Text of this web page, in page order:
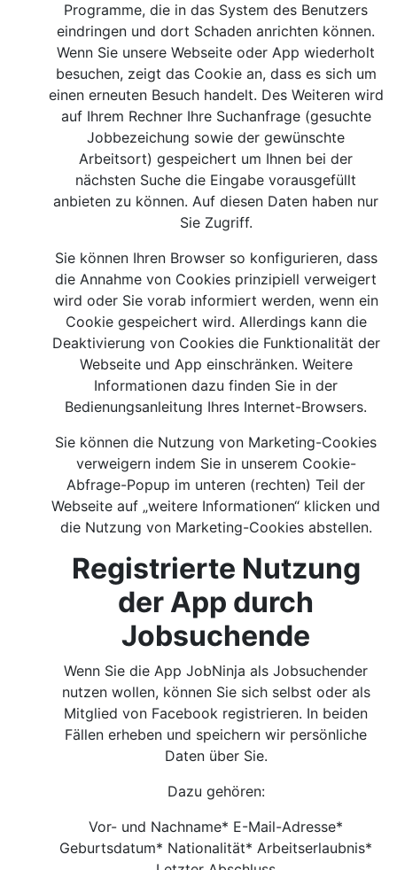
Programme, die in das System des Benutzers
eindringen und dort Schaden anrichten können.
Wenn Sie unsere Webseite oder App wiederholt
besuchen, zeigt das Cookie an, dass es sich um
einen erneuten Besuch handelt. Des Weiteren wird
auf Ihrem Rechner Ihre Suchanfrage (gesuchte
Jobbezeichung sowie der gewünschte
Arbeitsort) gespeichert um Ihnen bei der
nächsten Suche die Eingabe vorausgefüllt
anbieten zu können. Auf diesen Daten haben nur
Sie Zugriff.
Sie können Ihren Browser so konfigurieren, dass
die Annahme von Cookies prinzipiell verweigert
wird oder Sie vorab informiert werden, wenn ein
Cookie gespeichert wird. Allerdings kann die
Deaktivierung von Cookies die Funktionalität der
Webseite und App einschränken. Weitere
Informationen dazu finden Sie in der
Bedienungsanleitung Ihres Internet-Browsers.
Sie können die Nutzung von Marketing-Cookies
verweigern indem Sie in unserem Cookie-
Abfrage-Popup im unteren (rechten) Teil der
Webseite auf „weitere Informationen“ klicken und
die Nutzung von Marketing-Cookies abstellen.
Registrierte Nutzung
der App durch
Jobsuchende
Wenn Sie die App JobNinja als Jobsuchender
nutzen wollen, können Sie sich selbst oder als
Mitglied von Facebook registrieren. In beiden
Fällen erheben und speichern wir persönliche
Daten über Sie.
Dazu gehören:
Vor- und Nachname* E-Mail-Adresse*
Geburtsdatum* Nationalität* Arbeitserlaubnis*